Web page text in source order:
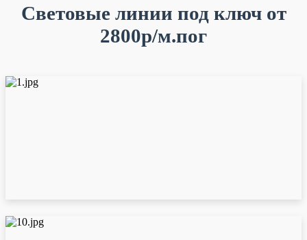
Световые линии под ключ от
2800р/м.пог